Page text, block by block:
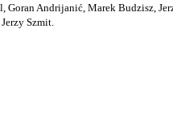
Andrijanić, Marek Budzisz,
Szmit.